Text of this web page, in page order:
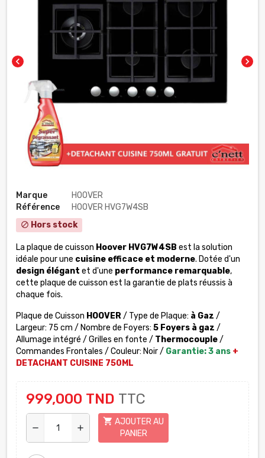
chevron_left chevron_right
Marque
HOOVER
Référence
HOOVER HVG7W4SB
block Hors stock
La plaque de cuisson Hoover HVG7W4SB est la solution
idéale pour une cuisine efficace et moderne. Dotée d'un
design élégant et d'une performance remarquable,
cette plaque de cuisson est la garantie de plats réussis à
chaque fois.
Plaque de Cuisson HOOVER/ Type de Plaque: à Gaz /
Largeur: 75 cm / Nombre de Foyers: 5 Foyers à gaz /
Allumage intégré / Grilles en fonte / Thermocouple/
Commandes Frontales / Couleur: Noir / Garantie: 3 ans +
DETACHANT CUISINE 750ML
999,000 TND TTC
remove add
shopping_cart AJOUTER AU
PANIER